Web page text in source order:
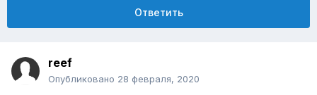
Ответить
reef
Опубликовано 28 февраля, 2020